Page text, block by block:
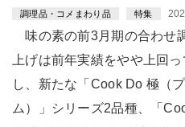
調理品・コメまわり品 特集
味の素の前3月期の合わせ
上げは前年実績をやや上回
し、新たな「Cook Do 極（
ム）」シリーズ2品種、「